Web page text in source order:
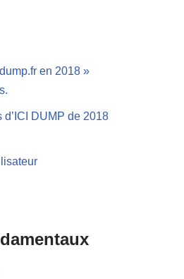
en 2018 »
d’ICI DUMP de 2018